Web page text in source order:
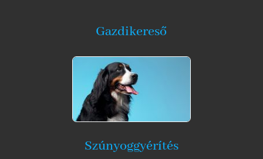
Gazdikereső
Szúnyoggyérítés